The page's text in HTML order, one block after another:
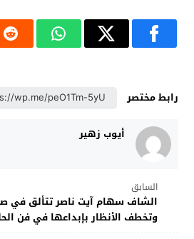
رابط مختصر
أيوب زهير
السابق
الشاف سهام آيت ناصر تتألق في
وتخطف الأنظار بإبداعها في فن